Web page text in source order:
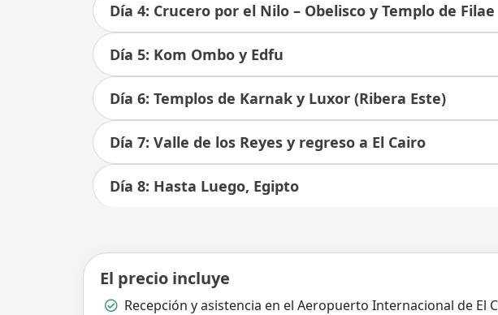
Día 4: Crucero por el Nilo – Obelisco y Templo de Filae
Día 5: Kom Ombo y Edfu
Día 6: Templos de Karnak y Luxor (Ribera Este)
Día 7: Valle de los Reyes y regreso a El Cairo
Día 8: Hasta Luego, Egipto
El precio incluye
Recepción y asistencia en el Aeropuerto Internacional de El